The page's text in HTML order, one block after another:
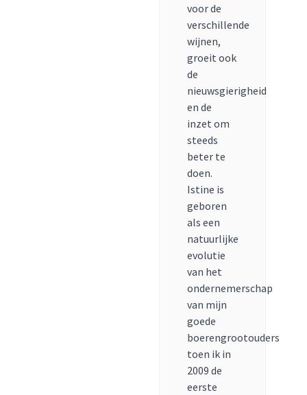
voor de
verschillende
wijnen,
groeit ook
de
nieuwsgierigheid
en de
inzet om
steeds
beter te
doen.
Istine is
geboren
als een
natuurlijke
evolutie
van het
ondernemerschap
van mijn
goede
boerengrootouders
toen ik in
2009 de
eerste